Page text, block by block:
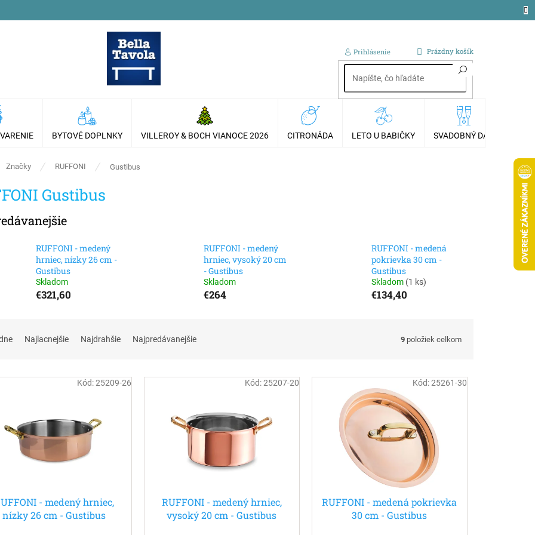
Prihlásenie
NÁKUPNÝ
KOŠÍK
Prázdny košík
BYTOVÉ DOPLNKY VILLEROY & BOCH VIANOCE 2026 CITRONÁDA LETO U BABIČKY SVADOBNÝ DAR
Značky RUFFONI Gustibus
Gustibus
RUFFONI - medený
hrniec, nízky 26 cm -
Gustibus
Skladom
€321,60
RUFFONI - medený
hrniec, vysoký 20 cm
- Gustibus
Skladom
€264
RUFFONI - medená
pokrievka 30 cm -
Gustibus
Skladom (1 ks)
€134,40
Najlacnejšie Najdrahšie Najpredávanejšie 9 položiek celkom
- medený hrniec,
nízky 26 cm - Gustibus
Kód:25209-26
RUFFONI - medený hrniec,
vysoký 20 cm - Gustibus
Kód:25207-20
RUFFONI - medená pokrievka
30 cm - Gustibus
Kód:25261-30